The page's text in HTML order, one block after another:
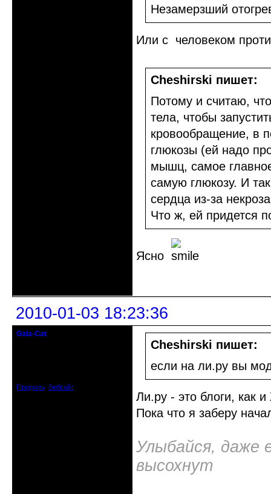
Незамерзший
Или с человеком
Cheshirski пишет:
Потому и считаю,
тела, чтобы
кровообращение, в
глюкозы (ей надо
мышц, самое
самую глюкозу. И
сердца из-за
Что ж, ей придется
Ясно
2010-01-03 18:23:36
Gala-Cat
Профиль Вебсайт
Cheshirski пишет:
если на ли.ру вы
Ли.ру - это блоги, как
Пока что я заберу
Улыбайся, даже
высохнут